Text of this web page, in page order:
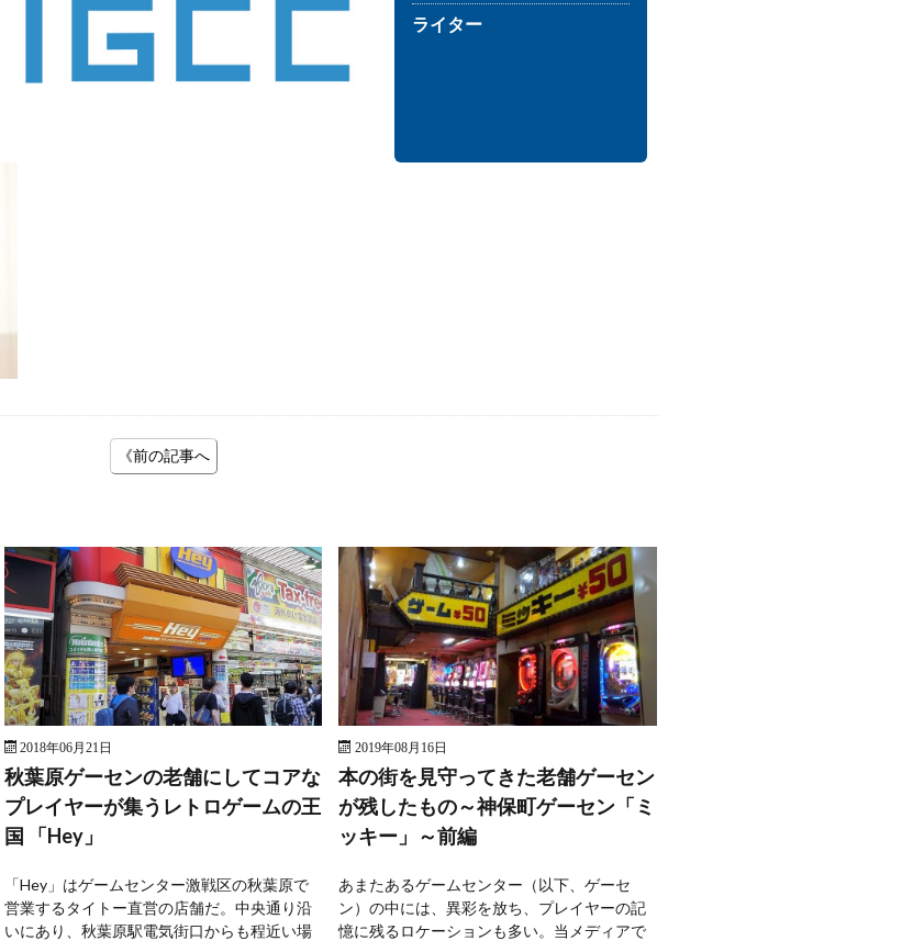
ライター
《前の記事へ
2018年06月21日
秋葉原ゲーセンの老舗にしてコアな
プレイヤーが集うレトロゲームの王
国 「Hey」
「Hey」はゲームセンター激戦区の秋葉原で
営業するタイトー直営の店舗だ。中央通り沿
いにあり、秋葉原駅電気街口からも程近い場
2019年08月16日
本の街を見守ってきた老舗ゲーセン
が残したもの～神保町ゲーセン「ミ
ッキー」～前編
あまたあるゲームセンター（以下、ゲーセ
ン）の中には、異彩を放ち、プレイヤーの記
憶に残るロケーションも多い。当メディアで